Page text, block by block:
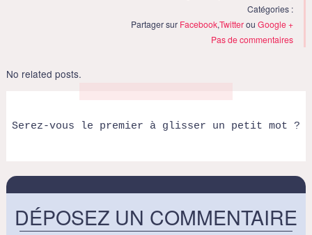
Catégories :
Partager sur Facebook,TwitterouGoogle +
Pas de commentaires
No related posts.
Serez-vous le premier à glisser un petit mot ?
DÉPOSEZ UN COMMENTAIRE